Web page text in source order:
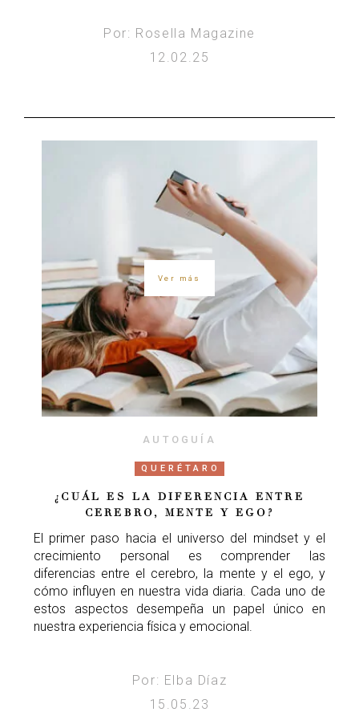
Por: Rosella Magazine
12.02.25
Ver más
AUTOGUÍA
QUERÉTARO
¿CUÁL ES LA DIFERENCIA ENTRE
CEREBRO, MENTE Y EGO?
El primer paso hacia el universo del mindset y el
crecimiento personal es comprender las
diferencias entre el cerebro, la mente y el ego, y
cómo influyen en nuestra vida diaria. Cada uno de
estos aspectos desempeña un papel único en
nuestra experiencia física y emocional.
Por: Elba Díaz
15.05.23